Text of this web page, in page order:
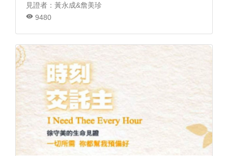
見證者：黃永成&詹美珍
9480